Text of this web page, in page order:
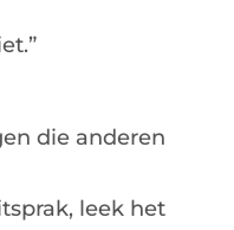
die anderen
leek het